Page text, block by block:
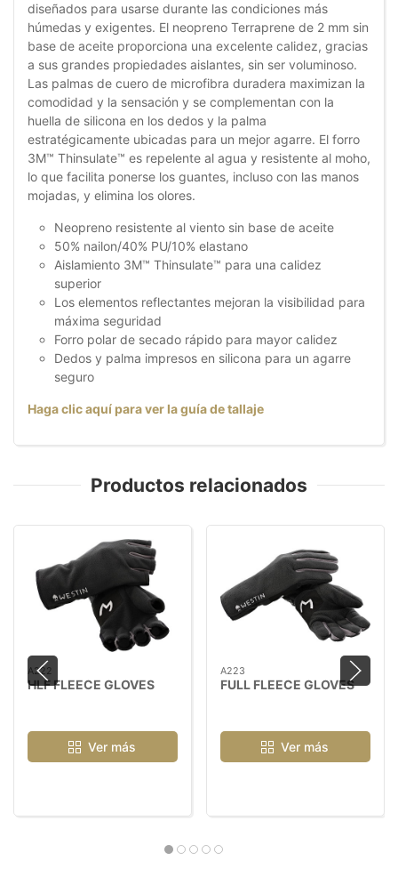
diseñados para usarse durante las condiciones más
húmedas y exigentes. El neopreno Terraprene de 2 mm sin
base de aceite proporciona una excelente calidez, gracias
a sus grandes propiedades aislantes, sin ser voluminoso.
Las palmas de cuero de microfibra duradera maximizan la
comodidad y la sensación y se complementan con la
huella de silicona en los dedos y la palma
estratégicamente ubicadas para un mejor agarre. El forro
3M™ Thinsulate™ es repelente al agua y resistente al moho,
lo que facilita ponerse los guantes, incluso con las manos
mojadas, y elimina los olores.
Neopreno resistente al viento sin base de aceite
50% nailon/40% PU/10% elastano
Aislamiento 3M™ Thinsulate™ para una calidez
superior
Los elementos reflectantes mejoran la visibilidad para
máxima seguridad
Forro polar de secado rápido para mayor calidez
Dedos y palma impresos en silicona para un agarre
seguro
Haga clic aquí para ver la guía de tallaje
Productos relacionados
A222
HLF FLEECE GLOVES
Ver más
A223
FULL FLEECE GLOVES
Ver más